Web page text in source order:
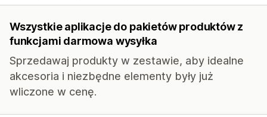
Wszystkie aplikacje do pakietów produktów z
funkcjami darmowa wysyłka
Sprzedawaj produkty w zestawie, aby idealne
akcesoria i niezbędne elementy były już
wliczone w cenę.